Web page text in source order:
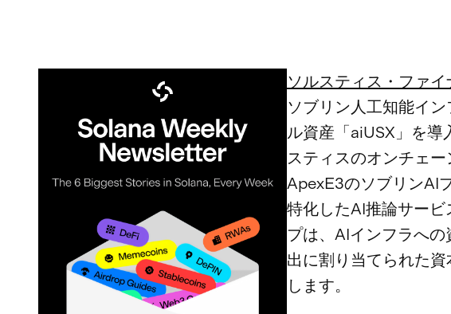
ソルスティス・ファイ
ソブリン人工知能イ
ル資産「aiUSX」を
スティスのオンチェ
ApexE3のソブリンAI
特化したAI推論サー
プは、AIインフラへ
出に割り当てられた
します。